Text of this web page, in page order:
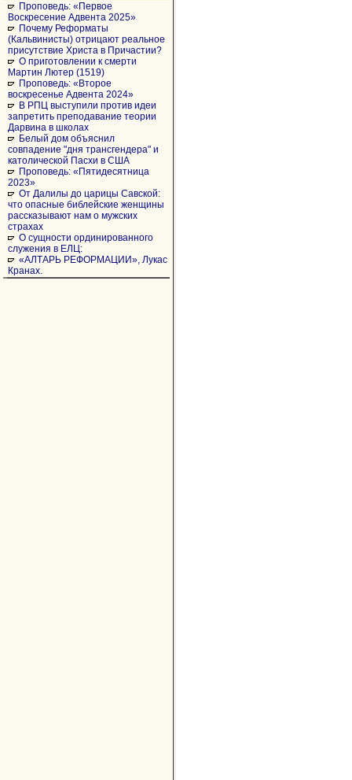
Проповедь: «Первое
Воскресение Адвента 2025»
Почему Реформаты
(Кальвинисты) отрицают реальное
присутствие Христа в Причастии?
О приготовлении к смерти
Мартин Лютер (1519)
Проповедь: «Второе
воскресенье Адвента 2024»
В РПЦ выступили против идеи
запретить преподавание теории
Дарвина в школах
Белый дом объяснил
совпадение "дня трансгендера" и
католической Пасхи в США
Проповедь: «Пятидесятница
2023»
От Далилы до царицы Савской:
что опасные библейские женщины
рассказывают нам о мужских
страхах
О сущности ординированного
служения в ЕЛЦ:
«АЛТАРЬ РЕФОРМАЦИИ», Лукас
Кранах.